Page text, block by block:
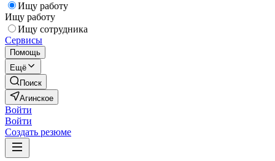
Ищу работу
Ищу работу
Ищу сотрудника
Сервисы
Помощь
Ещё
Поиск
Агинское
Войти
Войти
Создать резюме